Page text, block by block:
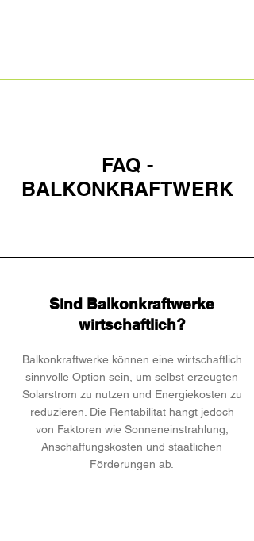
FAQ -
BALKONKRAFTWERK
Sind Balkonkraftwerke
wirtschaftlich?
Balkonkraftwerke können eine wirtschaftlich
sinnvolle Option sein, um selbst erzeugten
Solarstrom zu nutzen und Energiekosten zu
reduzieren. Die Rentabilität hängt jedoch
von Faktoren wie Sonneneinstrahlung,
Anschaffungskosten und staatlichen
Förderungen ab.